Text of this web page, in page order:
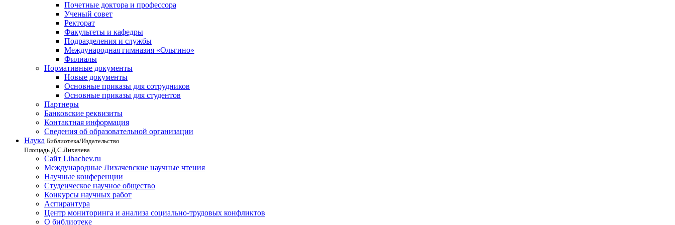
Почетные доктора и профессора
Ученый совет
Ректорат
Факультеты и кафедры
Подразделения и службы
Международная гимназия «Ольгино»
Филиалы
Нормативные документы
Новые документы
Основные приказы для сотрудников
Основные приказы для студентов
Партнеры
Банковские реквизиты
Контактная информация
Сведения об образовательной организации
Наука Библиотека/Издательство
Площадь Д.С.Лихачева
Сайт Lihachev.ru
Международные Лихачевские научные чтения
Научные конференции
Студенческое научное общество
Конкурсы научных работ
Аспирантура
Центр мониторинга и анализа социально-трудовых конфликтов
О библиотеке